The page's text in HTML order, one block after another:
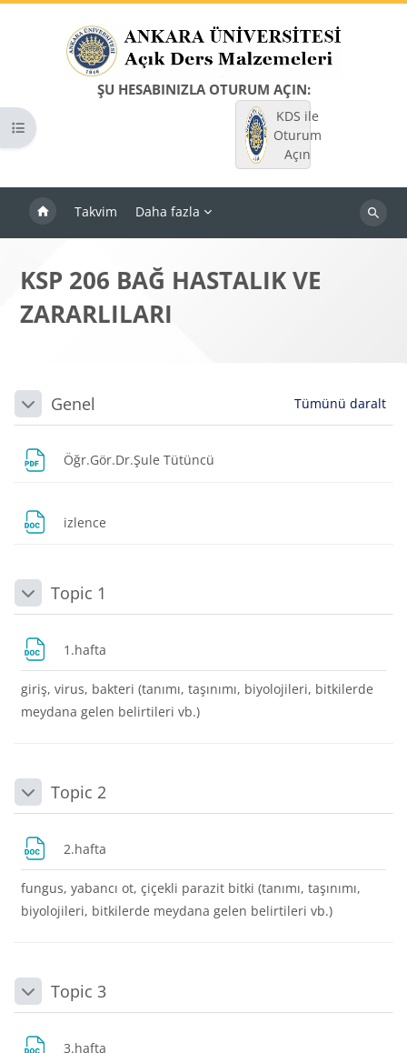
ŞU HESABINIZLA OTURUM AÇIN:
KDS ile
Oturum
Açın
Takvim Daha fazla
Dersleri
Kurs dizinini aç
KSP 206 BAĞ HASTALIK VE
ZARARLILARI
Bloklar
Bölüm anahatları
DaraltGenel Tümünü daralt
Öğr.Gör.Dr.Şule Tütüncü
izlence
DaraltTopic 1
1.hafta
giriş, virus, bakteri (tanımı, taşınımı, biyolojileri, bitkilerde
meydana gelen belirtileri vb.)
DaraltTopic 2
2.hafta
fungus, yabancı ot, çiçekli parazit bitki (tanımı, taşınımı,
biyolojileri, bitkilerde meydana gelen belirtileri vb.)
DaraltTopic 3
3.hafta